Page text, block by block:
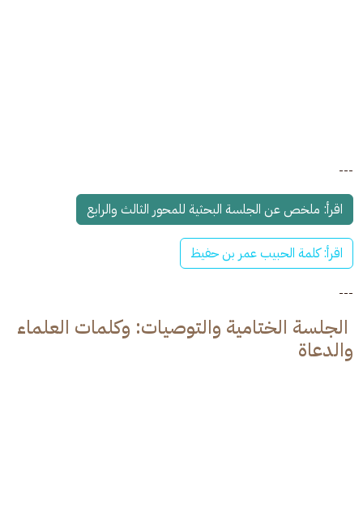
---
اقرأ: ملخص عن الجلسة البحثية للمحور الثالث والرابع
اقرأ: كلمة الحبيب عمر بن حفيظ
---
الجلسة الختامية والتوصيات: وكلمات العلماء
والدعاة